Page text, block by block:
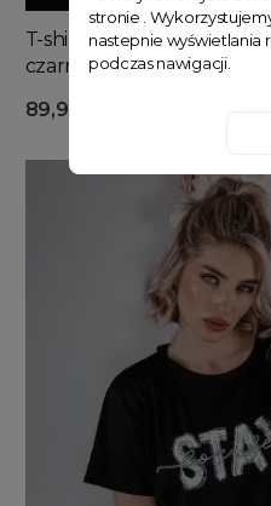
T-shirt damski z
czarny
89,99 zł
stronie .
nastepnie wyświetlania
podczas nawigacji.